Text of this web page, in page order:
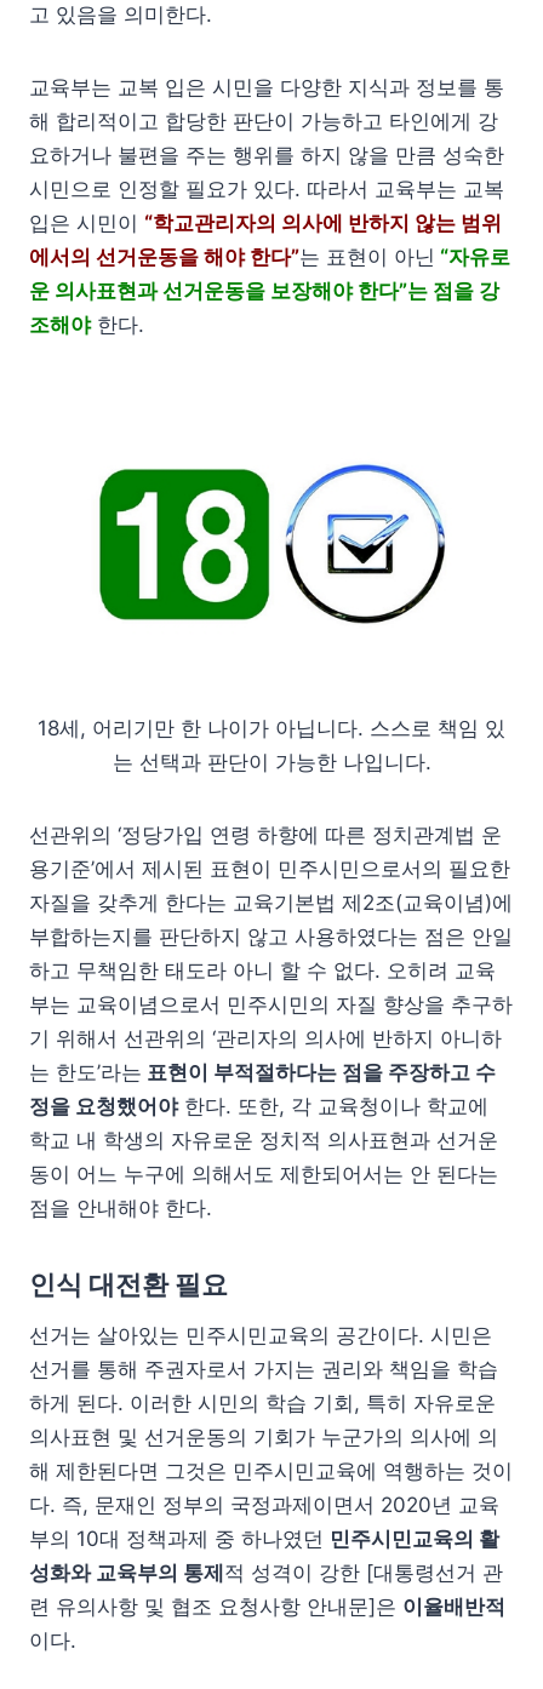
고 있음을 의미한다.
교육부는 교복 입은 시민을 다양한 지식과 정보를 통
해 합리적이고 합당한 판단이 가능하고 타인에게 강
요하거나 불편을 주는 행위를 하지 않을 만큼 성숙한
시민으로 인정할 필요가 있다. 따라서 교육부는 교복
입은 시민이 “학교관리자의 의사에 반하지 않는 범위
에서의 선거운동을 해야 한다”는 표현이 아닌 “자유로
운 의사표현과 선거운동을 보장해야 한다”는 점을 강
조해야한다.
18세, 어리기만 한 나이가 아닙니다. 스스로 책임 있
는 선택과 판단이 가능한 나입니다.
선관위의 ‘정당가입 연령 하향에 따른 정치관계법 운
용기준’에서 제시된 표현이 민주시민으로서의 필요한
자질을 갖추게 한다는 교육기본법 제2조(교육이념)에
부합하는지를 판단하지 않고 사용하였다는 점은 안일
하고 무책임한 태도라 아니 할 수 없다. 오히려 교육
부는 교육이념으로서 민주시민의 자질 향상을 추구하
기 위해서 선관위의 ‘관리자의 의사에 반하지 아니하
는 한도’라는 표현이 부적절하다는 점을 주장하고 수
정을 요청했어야한다. 또한, 각 교육청이나 학교에
학교 내 학생의 자유로운 정치적 의사표현과 선거운
동이 어느 누구에 의해서도 제한되어서는 안 된다는
점을 안내해야 한다.
인식 대전환 필요
선거는 살아있는 민주시민교육의 공간이다. 시민은
선거를 통해 주권자로서 가지는 권리와 책임을 학습
하게 된다. 이러한 시민의 학습 기회, 특히 자유로운
의사표현 및 선거운동의 기회가 누군가의 의사에 의
해 제한된다면 그것은 민주시민교육에 역행하는 것이
다. 즉, 문재인 정부의 국정과제이면서 2020년 교육
부의 10대 정책과제 중 하나였던 민주시민교육의 활
성화와 교육부의 통제 적 성격이 강한 [대통령선거 관
련 유의사항 및 협조 요청사항 안내문]은 이율배반적
이다.